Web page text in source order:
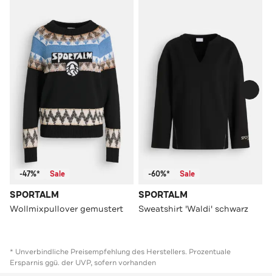
-47%* Sale
SPORTALM
Wollmixpullover gemustert
-60%* Sale
SPORTALM
Sweatshirt 'Waldi' schwarz
* Unverbindliche Preisempfehlung des Herstellers. Prozentuale
Ersparnis ggü. der UVP, sofern vorhanden